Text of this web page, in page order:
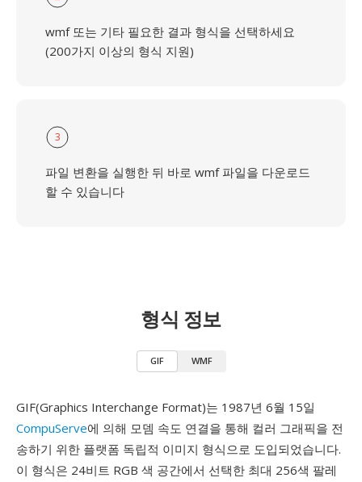
wmf 또는 기타 필요한 결과 형식을 선택하세요
(200가지 이상의 형식 지원)
3
파일 변환을 실행한 뒤 바로 wmf 파일을 다운로드
할 수 있습니다
형식 정보
GIF WMF
GIF(Graphics Interchange Format)는 1987년 6월 15일
CompuServe에 의해 모뎀 속도 연결을 통해 컬러 그래픽을 전
송하기 위한 플랫폼 독립적 이미지 형식으로 도입되었습니다.
이 형식은 24비트 RGB 색 공간에서 선택한 최대 256색 팔레